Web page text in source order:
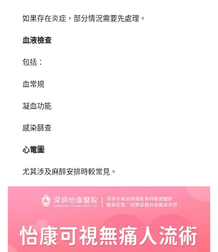
如果存在炎症，部分情況需要先處理。
血液檢查
包括：
血常規
凝血功能
感染篩查
心電圖
尤其涉及麻醉安排時較常見。